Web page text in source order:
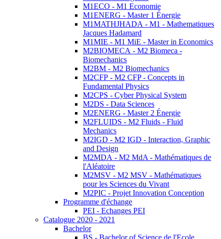
M1ECO - M1 Economie
M1ENERG - Master 1 Énergie
M1MATHJHADA - M1 - Mathematiques
Jacques Hadamard
M1MIE - M1 MiE - Master in Economics
M2BIOMECA - M2 Biomeca -
Biomechanics
M2BM - M2 Biomechanics
M2CFP - M2 CFP - Concepts in
Fundamental Physics
M2CPS - Cyber Physical System
M2DS - Data Sciences
M2ENERG - Master 2 Énergie
M2FLUIDS - M2 Fluids - Fluid
Mechanics
M2IGD - M2 IGD - Interaction, Graphic
and Design
M2MDA - M2 MdA - Mathématiques de
l'Aléatoire
M2MSV - M2 MSV - Mathématiques
pour les Sciences du Vivant
M2PIC - Projet Innovation Conception
Programme d'échange
PEI - Echanges PEI
Catalogue 2020 - 2021
Bachelor
BS - Bachelor of Science de l'Ecole